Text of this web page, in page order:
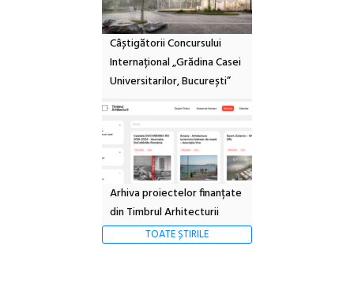
Câștigătorii Concursului
Internațional „Grădina Casei
Universitarilor, București”
Arhiva proiectelor finanțate
din Timbrul Arhitecturii
TOATE ȘTIRILE